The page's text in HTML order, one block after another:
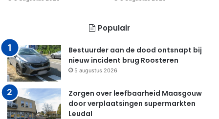
Populair
Bestuurder aan de dood ontsnapt bij
nieuw incident brug Roosteren
5 augustus 2026
Zorgen over leefbaarheid Maasgouw
door verplaatsingen supermarkten
Leudal